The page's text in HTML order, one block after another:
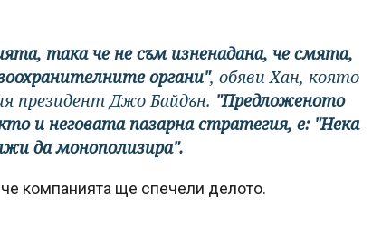
така че не съм изненадана, че смята,
органи", обяви Хан, която
президент Джо Байдън. "Предложеното
и неговата пазарна стратегия, е: "Нека
да монополизира".
компанията ще спечели делото.